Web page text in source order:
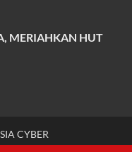
MERIAHKAN HUT
CYBER